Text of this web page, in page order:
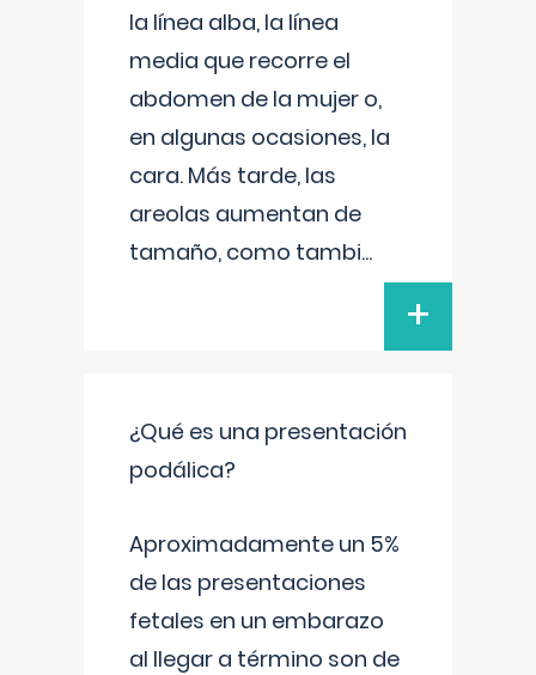
la línea alba, la línea
media que recorre el
abdomen de la mujer o,
en algunas ocasiones, la
cara. Más tarde, las
areolas aumentan de
tamaño, como tambi...
+
¿Qué es una presentación
podálica?
Aproximadamente un 5%
de las presentaciones
fetales en un embarazo
al llegar a término son de